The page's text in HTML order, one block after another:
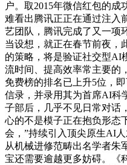
户。取2015年微信红包的
难看出腾讯正正在通过注入
艺团队，腾讯完成了又一项
当设想，就正在春节前夜，
的策略，将是验证社交型AI
流时间、提高效率常主要的
免费榜的排名已上升5位，
信录，并录用其为首席AI科
子部后，几乎不见日常对话
心的不是模子正在抱负形态
会，”持续引入顶尖原生AI
从机械进修范畴出名学者朱
宝还需要逾越更多妨碍。《